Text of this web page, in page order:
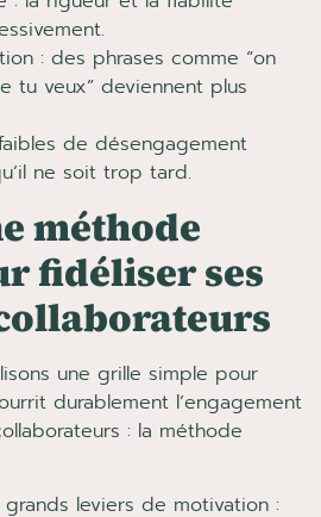
: des phrases comme “on
tu veux” deviennent plus
de désengagement
ne soit trop tard.
méthode
fidéliser ses
une grille simple pour
durablement l’engagement
: la méthode
leviers de motivation :